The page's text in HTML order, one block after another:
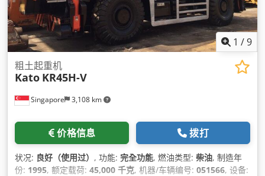
1 /9
Singapore 3,108 km
粗土起重机
Kato KR45H-V
价格信息 拨打
状况: 良好（使用过） , 功能: 完全功能, 燃油类型: 柴油, 制造年
份: 1995, 额定载荷: 45,000 千克, 机器/车辆编号: 051566, 设备: